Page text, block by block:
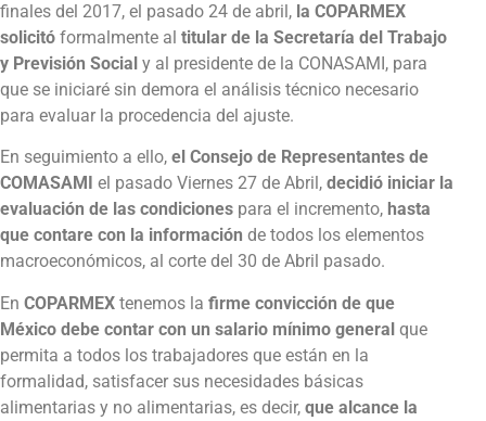
finales del 2017, el pasado 24 de abril, la COPARMEX
solicitó formalmente al titular de la Secretaría del Trabajo
y Previsión Social y al presidente de la CONASAMI, para
que se iniciaré sin demora el análisis técnico necesario
para evaluar la procedencia del ajuste.
En seguimiento a ello, el Consejo de Representantes de
COMASAMI
el pasado Viernes 27 de Abril, decidió iniciar la
evaluación de las condiciones para el incremento, hasta
que contare con la información de todos los elementos
macroeconómicos, al corte del 30 de Abril pasado.
En COPARMEX tenemos la firme convicción de que
México debe contar con un salario mínimo general que
permita a todos los trabajadores que están en la
formalidad, satisfacer sus necesidades básicas
alimentarias y no alimentarias, es decir, que alcance la